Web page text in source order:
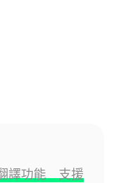
譯功能 支援